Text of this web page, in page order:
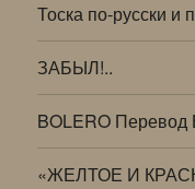
Тоска по-русски и
ЗАБЫЛ!..
BOLERO
«ЖЕЛТОЕ И